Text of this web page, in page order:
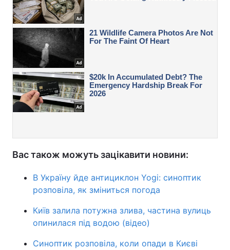
Вас також можуть зацікавити новини:
В Україну йде антициклон Yogi: синоптик
розповіла, як зміниться погода
Київ залила потужна злива, частина вулиць
опинилася під водою (відео)
Синоптик розповіла, коли опади в Києві